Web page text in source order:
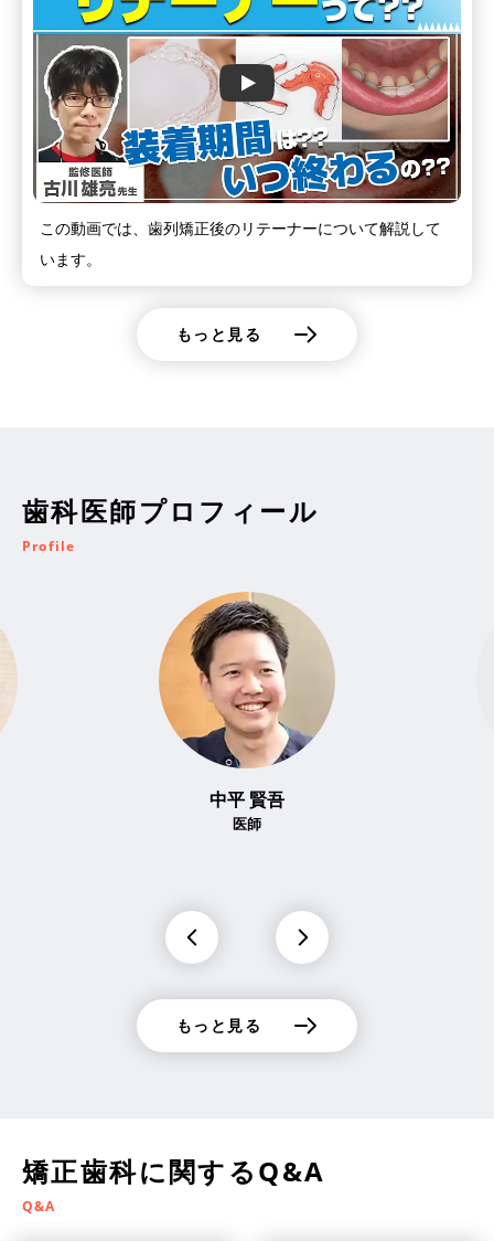
この動画では、歯列矯正後のリテーナーについて解説して
います。
もっと見る
歯科医師プロフィール
Profile
中平 賢吾
医師
もっと見る
矯正歯科に関するQ&A
Q&A